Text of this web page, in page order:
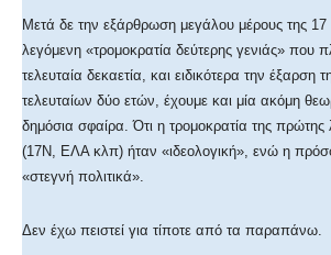
Μετά δε την εξάρθρωση μεγάλου μέρους της 17
λεγόμενη «τρομοκρατία δεύτερης γενιάς» που
τελευταία δεκαετία, και ειδικότερα την έξαρση
τελευταίων δύο ετών, έχουμε και μία ακόμη
δημόσια σφαίρα. Ότι η τρομοκρατία της πρώτης
(17Ν, ΕΛΑ κλπ) ήταν «ιδεολογική», ενώ η
«στεγνή πολιτικά».
Δεν έχω πειστεί για τίποτε από τα παραπάνω.